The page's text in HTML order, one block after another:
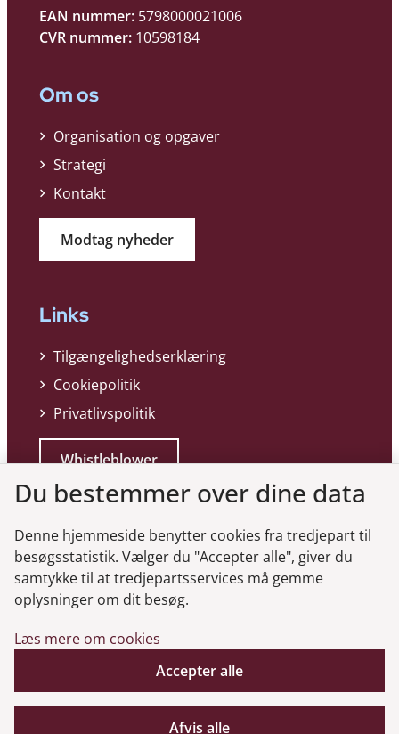
EAN nummer: 5798000021006
CVR nummer: 10598184
Om os
Organisation og opgaver
Strategi
Kontakt
Modtag nyheder
Links
Tilgængelighedserklæring
Cookiepolitik
Privatlivspolitik
Whistleblower
Genveje
Gå til virksomhedsregisteret
Gå til selskabsmeddelelser
Du bestemmer over dine data
Denne hjemmeside benytter cookies fra tredjepart til
besøgsstatistik. Vælger du "Accepter alle", giver du
samtykke til at tredjepartsservices må gemme
oplysninger om dit besøg.
Læs mere om cookies
Accepter alle
Afvis alle